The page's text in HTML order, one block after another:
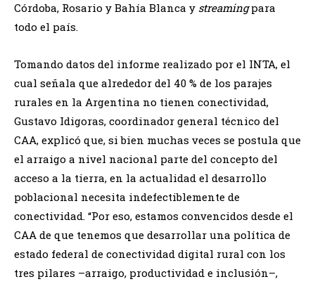
Córdoba, Rosario y Bahía Blanca y streamingpara
todo el país.
Tomando datos del informe realizado por el INTA, el
cual señala que alrededor del 40 % de los parajes
rurales en la Argentina no tienen conectividad,
Gustavo Idigoras, coordinador general técnico del
CAA, explicó que, si bien muchas veces se postula que
el arraigo a nivel nacional parte del concepto del
acceso a la tierra, en la actualidad el desarrollo
poblacional necesita indefectiblemente de
conectividad. “Por eso, estamos convencidos desde el
CAA de que tenemos que desarrollar una política de
estado federal de conectividad digital rural con los
tres pilares –arraigo, productividad e inclusión–,